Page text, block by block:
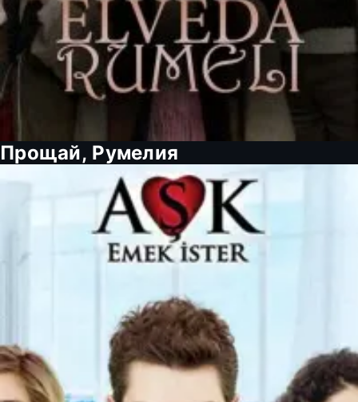
Прощай, Румелия